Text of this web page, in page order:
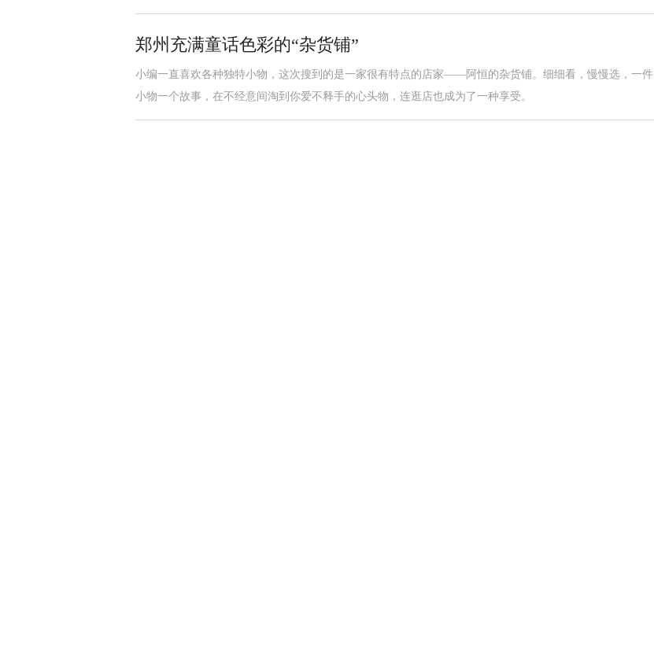
郑州充满童话色彩的“杂货铺”
小编一直喜欢各种独特小物，这次搜到的是一家很有特点的店家——阿恒的杂货铺。细细看，慢慢选，一件
小物一个故事，在不经意间淘到你爱不释手的心头物，连逛店也成为了一种享受。